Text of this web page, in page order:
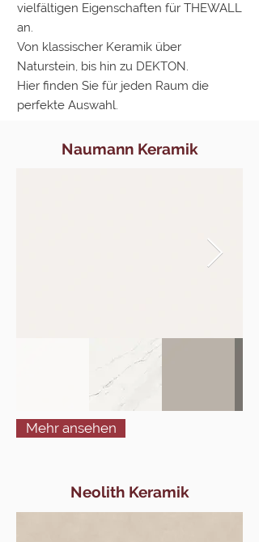
vielfältigen Eigenschaften für THEWALL
an.
Von klassischer Keramik über
Naturstein, bis hin zu DEKTON.
Hier finden Sie für jeden Raum die
perfekte Auswahl.
Naumann Keramik
Mehr ansehen
Neolith Keramik